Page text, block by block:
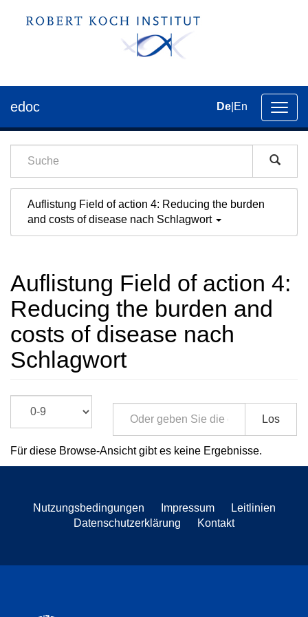
der
edoc De En
Auflistung Field of action 4: Reducing the burden
and costs of disease nach Schlagwort
Auflistung Field of action 4:
Reducing the burden and
costs of disease nach
Schlagwort
Los
Für diese Browse-Ansicht gibt es keine Ergebnisse.
Nutzungsbedingungen Impressum
Leitlinien
Datenschutzerklärung
Kontakt